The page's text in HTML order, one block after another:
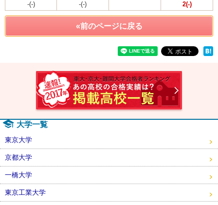
-(-)
-(-) 2(-)
«前のページに戻る
大学一覧
東京大学
京都大学
一橋大学
東京工業大学